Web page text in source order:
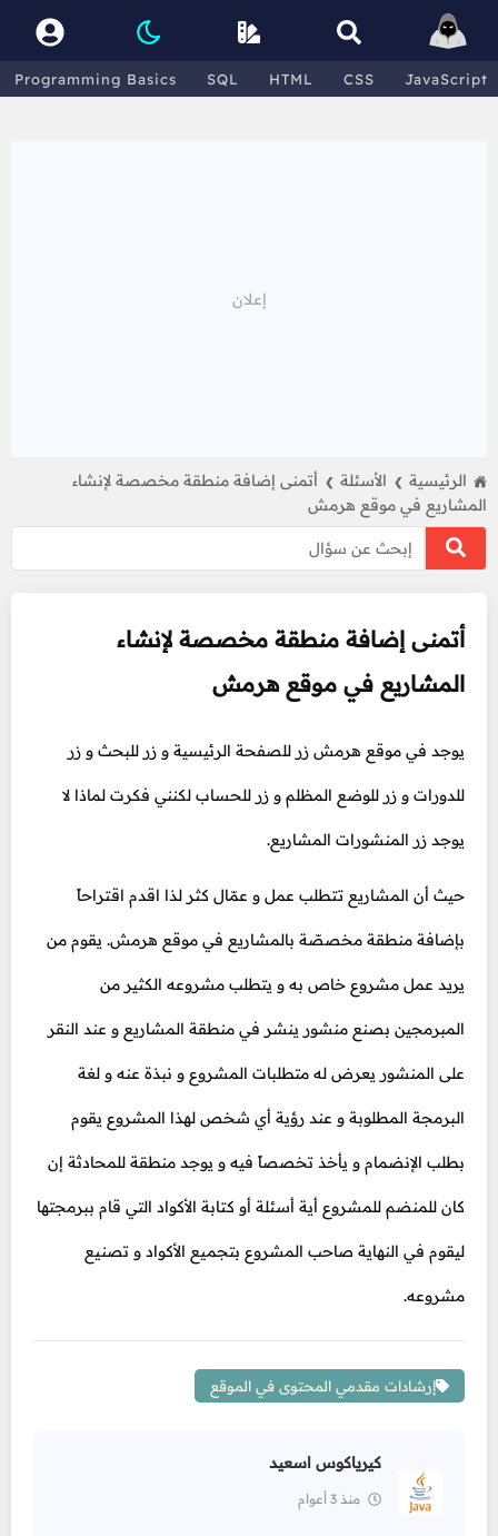
Programming Basics SQL HTML CSS JavaScript
الرئيسية ❯ الأسئلة ❯
أتمنى إضافة منطقة مخصصة لإنشاء
المشاريع في موقع هرمش
أتمنى إضافة منطقة مخصصة لإنشاء
المشاريع في موقع هرمش
يوجد في موقع هرمش زر للصفحة الرئيسية و زر للبحث و زر
للدورات و زر للوضع المظلم و زر للحساب لكنني فكرت لماذا لا
يوجد زر المنشورات المشاريع.
حيث أن المشاريع تتطلب عمل و عمّال كثر لذا اقدم اقتراحاً
بإضافة منطقة مخصصّة بالمشاريع في موقع هرمش. يقوم من
يريد عمل مشروع خاص به و يتطلب مشروعه الكثير من
المبرمجين بصنع منشور ينشر في منطقة المشاريع و عند النقر
على المنشور يعرض له متطلبات المشروع و نبذة عنه و لغة
البرمجة المطلوبة و عند رؤية أي شخص لهذا المشروع يقوم
بطلب الإنضمام و يأخذ تخصصاً فيه و يوجد منطقة للمحادثة إن
كان للمنضم للمشروع أية أسئلة أو كتابة الأكواد التي قام ببرمجتها
ليقوم في النهاية صاحب المشروع بتجميع الأكواد و تصنيع
مشروعه.
إرشادات مقدمي المحتوى في الموقع
كيرياكوس اسعيد
منذ 3 أعوام